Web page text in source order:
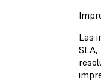
Las
SLA,